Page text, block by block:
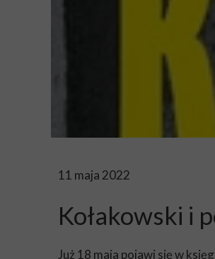
11 maja 2022
Kołakowski i
Już 18 maja pojawi się w